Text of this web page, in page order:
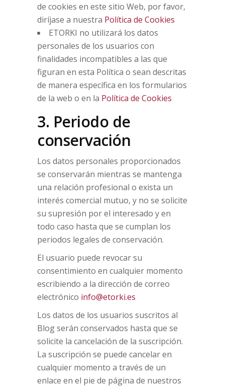
de cookies en este sitio Web, por favor,
diríjase a nuestra Política de Cookies
ETORKI no utilizará los datos
personales de los usuarios con
finalidades incompatibles a las que
figuran en esta Política o sean descritas
de manera específica en los formularios
de la web o en la Política de Cookies
3. Periodo de
conservación
Los datos personales proporcionados
se conservarán mientras se mantenga
una relación profesional o exista un
interés comercial mutuo, y no se solicite
su supresión por el interesado y en
todo caso hasta que se cumplan los
periodos legales de conservación.
El usuario puede revocar su
consentimiento en cualquier momento
escribiendo a la dirección de correo
electrónico info@etorki.es
Los datos de los usuarios suscritos al
Blog serán conservados hasta que se
solicite la cancelación de la suscripción.
La suscripción se puede cancelar en
cualquier momento a través de un
enlace en el pie de página de nuestros